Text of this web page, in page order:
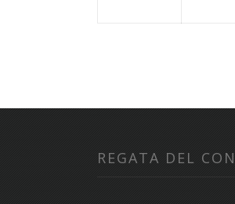
REGATA DEL